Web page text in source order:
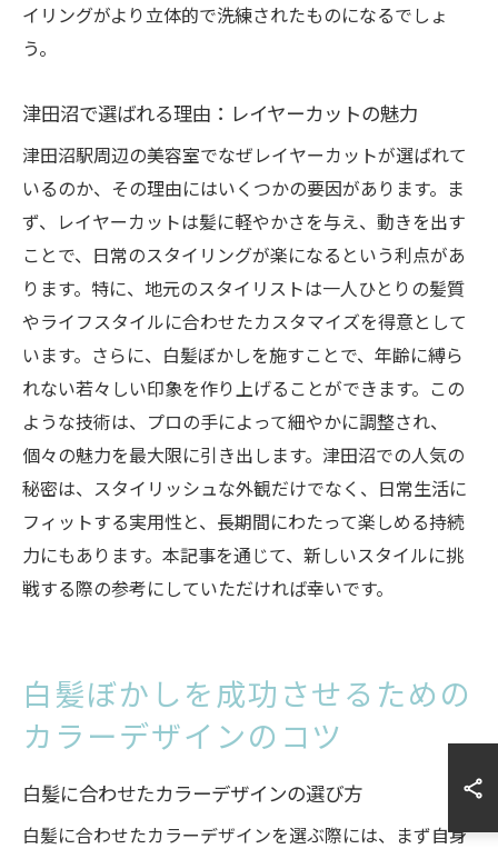
イリングがより立体的で洗練されたものになるでしょ
う。
津田沼で選ばれる理由：レイヤーカットの魅力
津田沼駅周辺の美容室でなぜレイヤーカットが選ばれて
いるのか、その理由にはいくつかの要因があります。ま
ず、レイヤーカットは髪に軽やかさを与え、動きを出す
ことで、日常のスタイリングが楽になるという利点があ
ります。特に、地元のスタイリストは一人ひとりの髪質
やライフスタイルに合わせたカスタマイズを得意として
います。さらに、白髪ぼかしを施すことで、年齢に縛ら
れない若々しい印象を作り上げることができます。この
ような技術は、プロの手によって細やかに調整され、
個々の魅力を最大限に引き出します。津田沼での人気の
秘密は、スタイリッシュな外観だけでなく、日常生活に
フィットする実用性と、長期間にわたって楽しめる持続
力にもあります。本記事を通じて、新しいスタイルに挑
戦する際の参考にしていただければ幸いです。
白髪ぼかしを成功させるための
カラーデザインのコツ
白髪に合わせたカラーデザインの選び方
白髪に合わせたカラーデザインを選ぶ際には、まず自身